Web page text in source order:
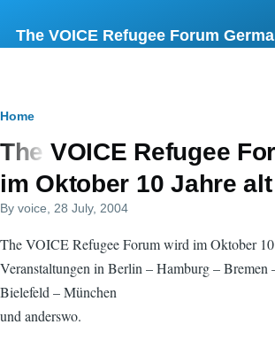
The VOICE Refugee Forum
Breadcrumb
Home
The VOICE Refugee
im Oktober 10 Jahre alt
By voice , 28 July, 2004
The VOICE Refugee Forum wird im Oktober 10
Veranstaltungen in Berlin – Hamburg – Bremen
Bielefeld – München
und anderswo.